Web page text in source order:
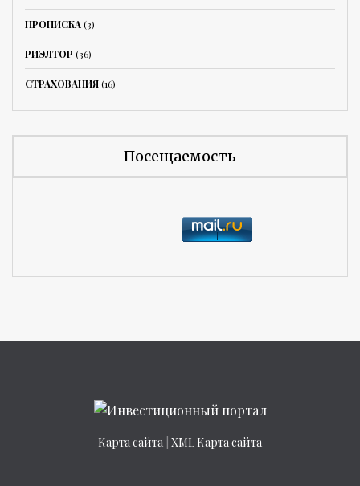
ПРОПИСКА(3)
РИЭЛТОР (36)
СТРАХОВАНИЯ(16)
Посещаемость
Карта сайта XML Карта сайта